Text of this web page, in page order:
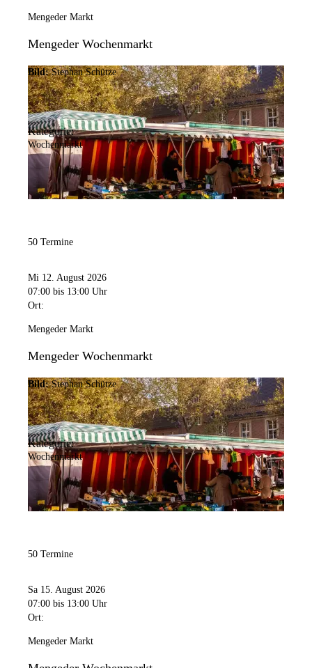
Mengeder Markt
Mengeder Wochenmarkt
Bild: Stephan Schütze
Kategorie:
Wochenmarkt
50 Termine
Mi 12. August 2026
07:00 bis 13:00 Uhr
Ort:
Mengeder Markt
Mengeder Wochenmarkt
Bild: Stephan Schütze
Kategorie:
Wochenmarkt
50 Termine
Sa 15. August 2026
07:00 bis 13:00 Uhr
Ort:
Mengeder Markt